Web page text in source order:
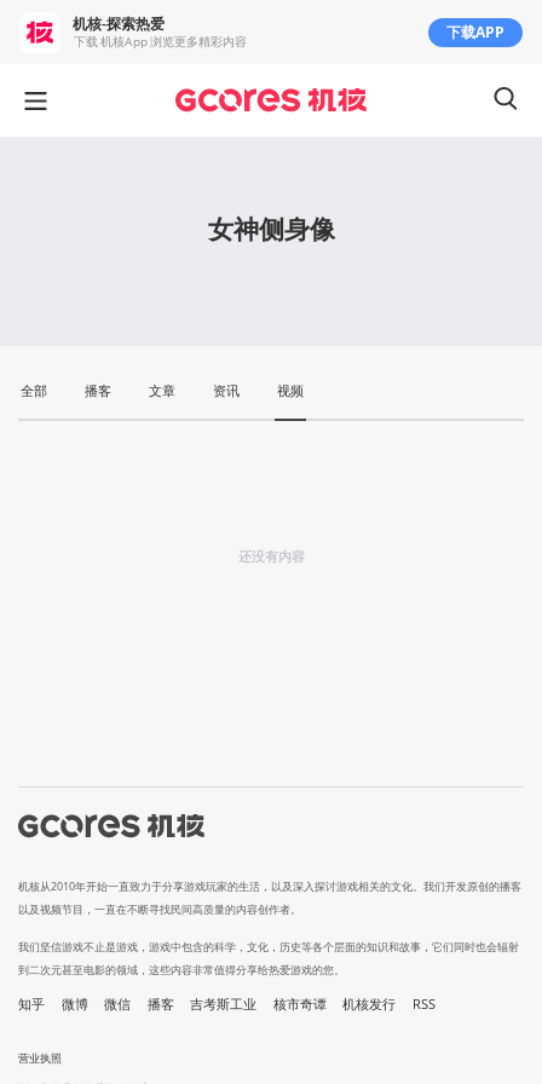
女神侧身像
全部 播客 文章 资讯 视频
还没有内容
机核从2010年开始一直致力于分享游戏玩家的生活，以及深入探讨游戏相关的文化。我们开发原创的播客
以及视频节目，一直在不断寻找民间高质量的内容创作者。
我们坚信游戏不止是游戏，游戏中包含的科学，文化，历史等各个层面的知识和故事，它们同时也会辐射
到二次元甚至电影的领域，这些内容非常值得分享给热爱游戏的您。
知乎 微博 微信 播客 吉考斯工业 核市奇谭 机核发行 RSS
营业执照
机核-探索热爱
下载 机核App 浏览更多精彩内容 下载APP